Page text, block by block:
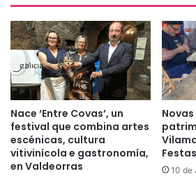
Nace ‘Entre Covas’, un
festival que combina artes
escénicas, cultura
vitivinícola e gastronomía,
en Valdeorras
10 de